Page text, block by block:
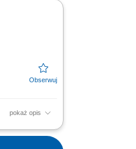
pokaż opis